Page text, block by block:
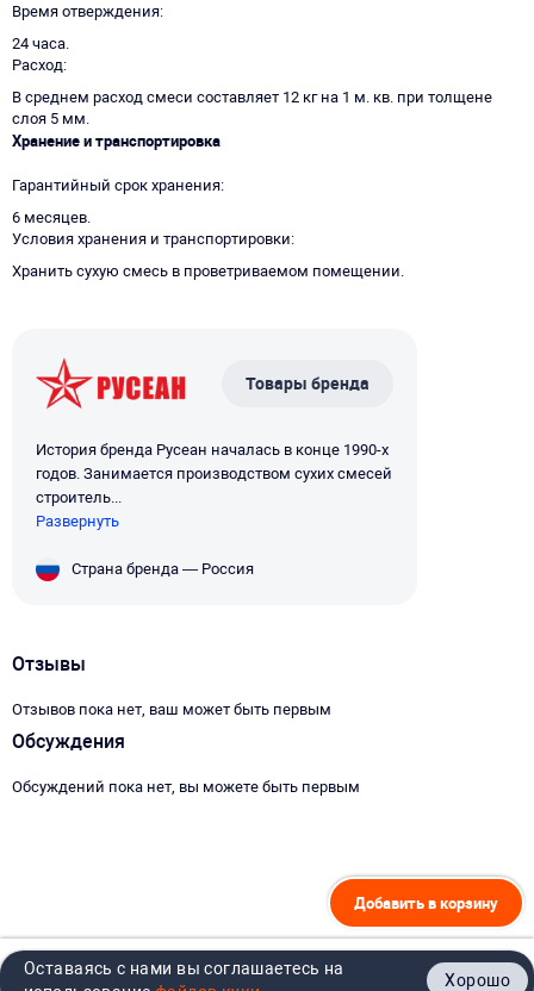
Время отверждения
24 часа.
Расход
В среднем расход смеси составляет 12 кг на 1 м. кв. при толщене
слоя 5 мм.
Хранение и транспортировка
Гарантийный срок хранения
6 месяцев.
Условия хранения и транспортировки
Хранить сухую смесь в проветриваемом помещении.
Товары бренда
История бренда Русеан началась в конце 1990-х
годов. Занимается производством сухих смесей
строитель...
Развернуть
Страна бренда — Россия
Отзывы
Отзывов пока нет, ваш может быть первым
Обсуждения
Обсуждений пока нет, вы можете быть первым
Добавить в корзину
Оставаясь с нами вы соглашаетесь на
Хорошо